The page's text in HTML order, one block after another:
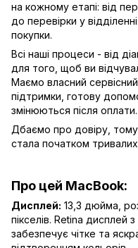
на кожному етапі: від
до перевірки у
покупки.
Всі наші процеси - від
для того, щоб ви
Маємо власний
підтримки, готову
змінюються після оплати.
Дбаємо про довіру,
стала початком тривалих
Про цей MacBook:
Дисплей: 13,3 дюйма,
пікселів. Retina дисплей
забезпечує чітке та